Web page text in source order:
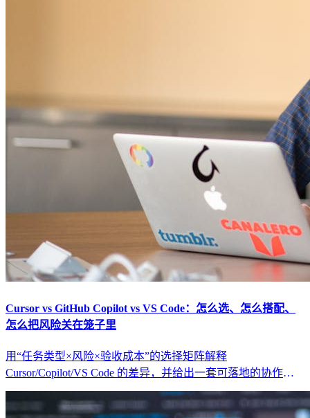
Cursor vs GitHub Copilot vs VS Code：怎么选、怎么搭配、
怎么把风险关在笼子里
用“任务类型×风险×验收成本”的选择矩阵解释
Cursor/Copilot/VS Code 的差异，并给出一套可落地的协作工
作流（范围闸门、最小回归集、回滚策略）。